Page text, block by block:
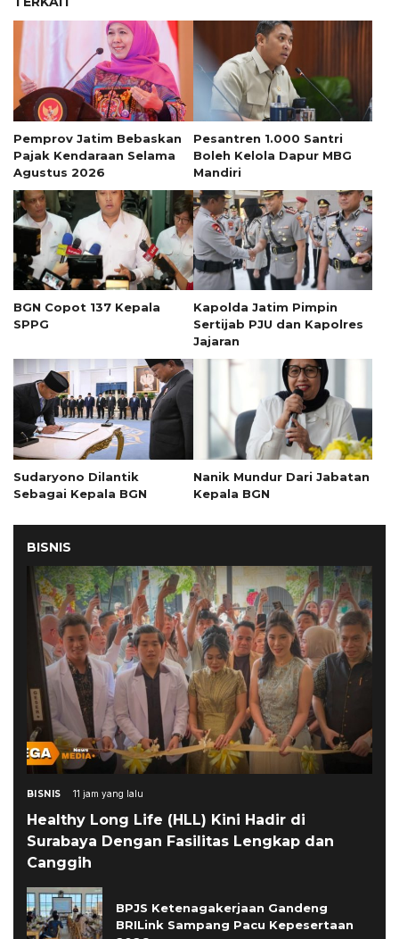
Pemprov Jatim Bebaskan
Pajak Kendaraan Selama
Agustus 2026
Pesantren 1.000 Santri
Boleh Kelola Dapur MBG
Mandiri
BGN Copot 137 Kepala
SPPG
Kapolda Jatim Pimpin
Sertijab PJU dan Kapolres
Jajaran
Sudaryono Dilantik
Sebagai Kepala BGN
Nanik Mundur Dari Jabatan
Kepala BGN
BISNIS
BISNIS 11 jam yang lalu
Healthy Long Life (HLL) Kini Hadir di
Surabaya Dengan Fasilitas Lengkap dan
Canggih
BPJS Ketenagakerjaan Gandeng
BRILink Sampang Pacu Kepesertaan